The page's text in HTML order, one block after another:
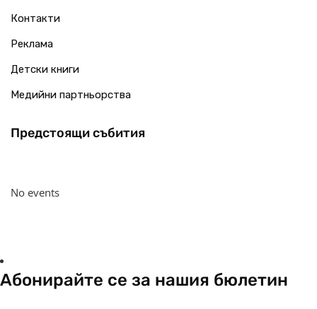
Контакти
Реклама
Детски книги
Медийни партньорства
Предстоящи събития
No events
Абонирайте се за нашия бюлетин